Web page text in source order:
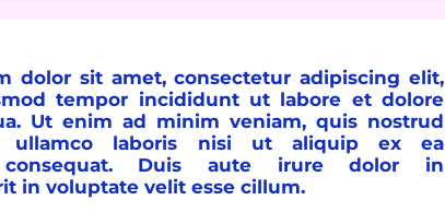
dolor sit amet, consectetur adipiscing elit,
tempor incididunt ut labore et dolore
Ut enim ad minim veniam, quis nostrud
ullamco laboris nisi ut aliquip ex ea
consequat. Duis aute irure dolor in
in voluptate velit esse cillum.